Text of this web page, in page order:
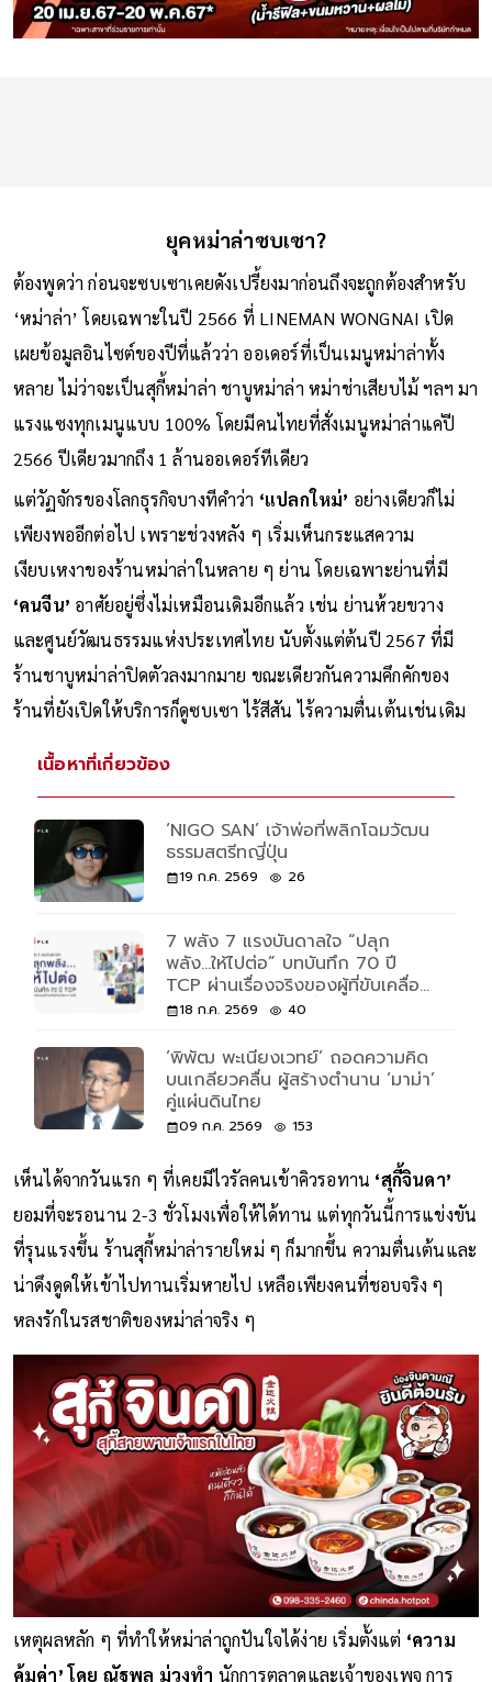
ยุคหม่าล่าซบเซา?
ต้องพูดว่า ก่อนจะซบเซาเคยดังเปรี้ยงมาก่อนถึงจะถูกต้องสำหรับ
‘หม่าล่า’ โดยเฉพาะในปี 2566 ที่ LINEMAN WONGNAI เปิด
เผยข้อมูลอินไซต์ของปีที่แล้วว่า ออเดอร์ที่เป็นเมนูหม่าล่าทั้ง
หลาย ไม่ว่าจะเป็นสุกี้หม่าล่า ชาบูหม่าล่า หม่าช่าเสียบไม้ ฯลฯ มา
แรงแซงทุกเมนูแบบ 100% โดยมีคนไทยที่สั่งเมนูหม่าล่าแค่ปี
2566 ปีเดียวมากถึง 1 ล้านออเดอร์ทีเดียว
แต่วัฏจักรของโลกธุรกิจบางทีคำว่า ‘แปลกใหม่’ อย่างเดียวก็ไม่
เพียงพออีกต่อไป เพราะช่วงหลัง ๆ เริ่มเห็นกระแสความ
เงียบเหงาของร้านหม่าล่าในหลาย ๆ ย่าน โดยเฉพาะย่านที่มี
‘คนจีน’ อาศัยอยู่ซึ่งไม่เหมือนเดิมอีกแล้ว เช่น ย่านห้วยขวาง
และศูนย์วัฒนธรรมแห่งประเทศไทย นับตั้งแต่ต้นปี 2567 ที่มี
ร้านชาบูหม่าล่าปิดตัวลงมากมาย ขณะเดียวกันความคึกคักของ
ร้านที่ยังเปิดให้บริการก็ดูซบเซา ไร้สีสัน ไร้ความตื่นเต้นเช่นเดิม
เนื้อหาที่เกี่ยวข้อง
‘NIGO SAN’ เจ้าพ่อที่พลิกโฉมวัฒน
ธรรมสตรีทญี่ปุ่น
19 ก.ค. 2569 26
7 พลัง 7 แรงบันดาลใจ “ปลุก
พลัง...ให้ไปต่อ” บทบันทึก 70 ปี
TCP ผ่านเรื่องจริงของผู้ที่ขับเคลื่อน
ด้วยพลังและความเชื่อ
18 ก.ค. 2569 40
‘พิพัฒ พะเนียงเวทย์’ ถอดความคิด
บนเกลียวคลื่น ผู้สร้างตำนาน ‘มาม่า’
คู่แผ่นดินไทย
09 ก.ค. 2569 153
เห็นได้จากวันแรก ๆ ที่เคยมีไวรัลคนเข้าคิวรอทาน ‘สุกี้จินดา’
ยอมที่จะรอนาน 2-3 ชั่วโมงเพื่อให้ได้ทาน แต่ทุกวันนี้การแข่งขัน
ที่รุนแรงขึ้น ร้านสุกี้หม่าล่ารายใหม่ ๆ ก็มากขึ้น ความตื่นเต้นและ
น่าดึงดูดให้เข้าไปทานเริ่มหายไป เหลือเพียงคนที่ชอบจริง ๆ
หลงรักในรสชาติของหม่าล่าจริง ๆ
เหตุผลหลัก ๆ ที่ทำให้หม่าล่าถูกปันใจได้ง่าย เริ่มตั้งแต่ ‘ความ
คุ้มค่า’ โดย ณัฐพล ม่วงทำ นักการตลาดและเจ้าของเพจ การ